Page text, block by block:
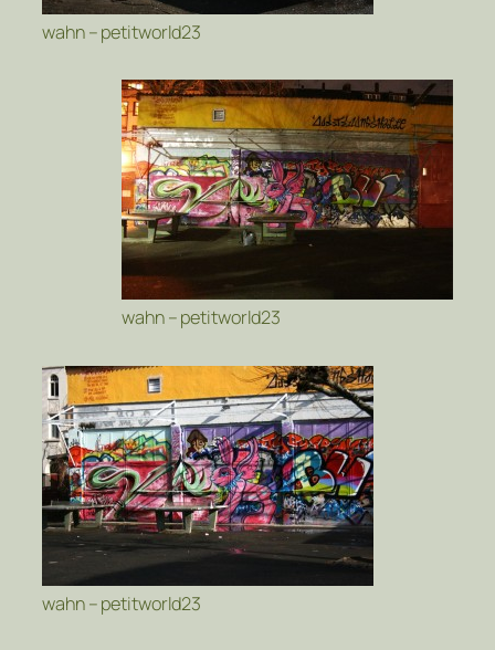
wahn – petitworld23
wahn – petitworld23
wahn – petitworld23